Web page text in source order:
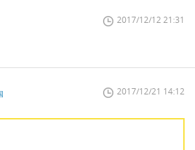
2017/12/12 21:31
2017/12/21 14:12